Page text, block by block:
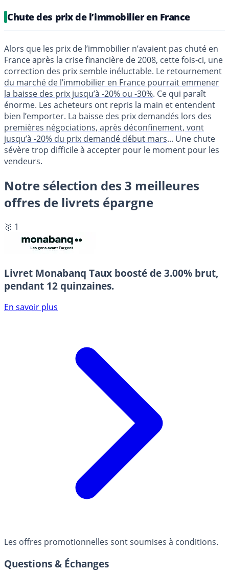
Chute des prix de l’immobilier en France
Alors que les prix de l’immobilier n’avaient pas chuté en
France après la crise financière de 2008, cette fois-ci, une
correction des prix semble inéluctable. Le retournement
du marché de l’immobilier en France pourrait emmener
la baisse des prix jusqu’à -20% ou -30%. Ce qui paraît
énorme. Les acheteurs ont repris la main et entendent
bien l’emporter. La baisse des prix demandés lors des
premières négociations, après déconfinement, vont
jusqu’à -20% du prix demandé début mars... Une chute
sévère trop difficile à accepter pour le moment pour les
vendeurs.
Notre sélection des 3 meilleures
offres de livrets épargne
🥇 1
Livret Monabanq Taux boosté de 3.00% brut,
pendant 12 quinzaines.
En savoir plus
Les offres promotionnelles sont soumises à conditions.
Questions & Échanges